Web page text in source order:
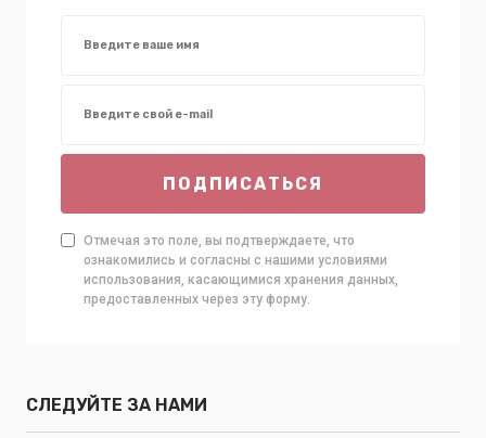
ПОДПИСАТЬСЯ
Отмечая это поле, вы подтверждаете, что
ознакомились и согласны с нашими условиями
использования, касающимися хранения данных,
предоставленных через эту форму.
СЛЕДУЙТЕ ЗА НАМИ